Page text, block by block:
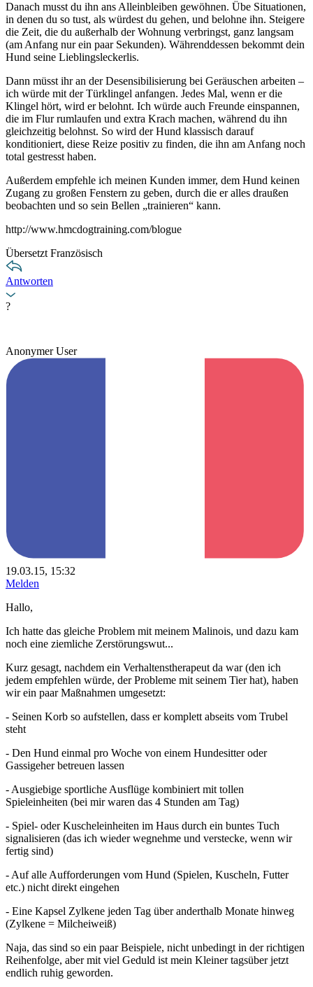
Danach musst du ihn ans Alleinbleiben gewöhnen. Übe Situationen,
in denen du so tust, als würdest du gehen, und belohne ihn. Steigere
die Zeit, die du außerhalb der Wohnung verbringst, ganz langsam
(am Anfang nur ein paar Sekunden). Währenddessen bekommt dein
Hund seine Lieblingsleckerlis.
Dann müsst ihr an der Desensibilisierung bei Geräuschen arbeiten –
ich würde mit der Türklingel anfangen. Jedes Mal, wenn er die
Klingel hört, wird er belohnt. Ich würde auch Freunde einspannen,
die im Flur rumlaufen und extra Krach machen, während du ihn
gleichzeitig belohnst. So wird der Hund klassisch darauf
konditioniert, diese Reize positiv zu finden, die ihn am Anfang noch
total gestresst haben.
Außerdem empfehle ich meinen Kunden immer, dem Hund keinen
Zugang zu großen Fenstern zu geben, durch die er alles draußen
beobachten und so sein Bellen „trainieren“ kann.
http://www.hmcdogtraining.com/blogue
Übersetzt Französisch
Antworten
?
Anonymer User
19.03.15, 15:32
Melden
Hallo,
Ich hatte das gleiche Problem mit meinem Malinois, und dazu kam
noch eine ziemliche Zerstörungswut...
Kurz gesagt, nachdem ein Verhaltenstherapeut da war (den ich
jedem empfehlen würde, der Probleme mit seinem Tier hat), haben
wir ein paar Maßnahmen umgesetzt:
- Seinen Korb so aufstellen, dass er komplett abseits vom Trubel
steht
- Den Hund einmal pro Woche von einem Hundesitter oder
Gassigeher betreuen lassen
- Ausgiebige sportliche Ausflüge kombiniert mit tollen
Spieleinheiten (bei mir waren das 4 Stunden am Tag)
- Spiel- oder Kuscheleinheiten im Haus durch ein buntes Tuch
signalisieren (das ich wieder wegnehme und verstecke, wenn wir
fertig sind)
- Auf alle Aufforderungen vom Hund (Spielen, Kuscheln, Futter
etc.) nicht direkt eingehen
- Eine Kapsel Zylkene jeden Tag über anderthalb Monate hinweg
(Zylkene = Milcheiweiß)
Naja, das sind so ein paar Beispiele, nicht unbedingt in der richtigen
Reihenfolge, aber mit viel Geduld ist mein Kleiner tagsüber jetzt
endlich ruhig geworden.